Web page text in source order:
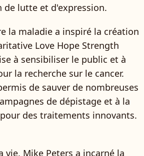
de lutte et d'expression.
la maladie a inspiré la création
Love Hope Strength
à sensibiliser le public et à
la recherche sur le cancer.
de sauver de nombreuses
de dépistage et à la
des traitements innovants.
vie, Mike Peters a incarné la